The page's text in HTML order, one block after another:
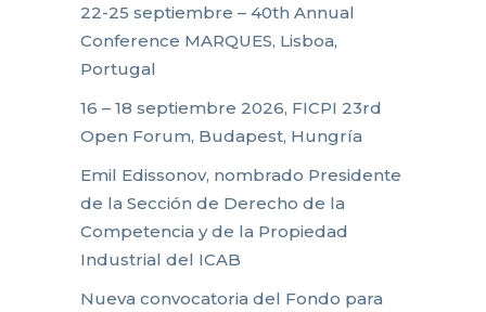
22-25 septiembre – 40th Annual
Conference MARQUES, Lisboa,
Portugal
16 – 18 septiembre 2026, FICPI 23rd
Open Forum, Budapest, Hungría
Emil Edissonov, nombrado Presidente
de la Sección de Derecho de la
Competencia y de la Propiedad
Industrial del ICAB
Nueva convocatoria del Fondo para